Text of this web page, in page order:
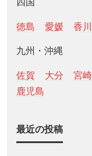
徳島 愛媛 香川
九州・沖縄
佐賀 大分 宮崎
鹿児島
最近の投稿